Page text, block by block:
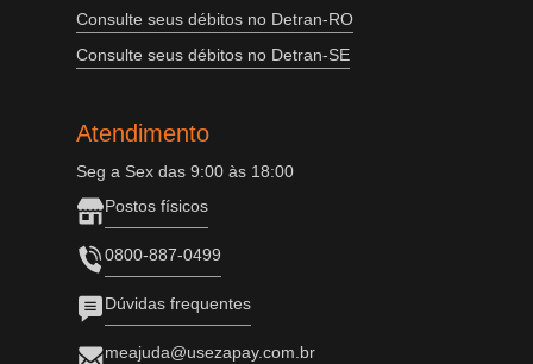
Consulte seus débitos no Detran-RO
Consulte seus débitos no Detran-SE
Atendimento
Seg a Sex das 9:00 às 18:00
Postos físicos
0800-887-0499
Dúvidas frequentes
meajuda@usezapay.com.br